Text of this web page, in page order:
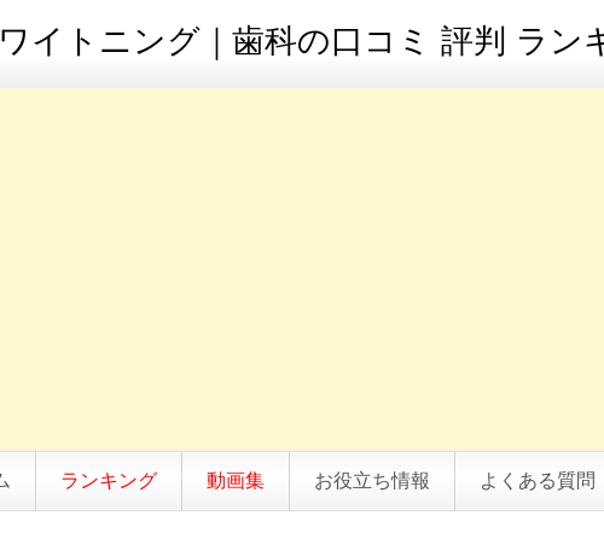
イトニング｜歯科の口コミ 評判 ラン
ランキング 動画集 お役立ち情報 よくある質問